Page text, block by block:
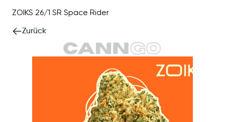
ZOIKS 26/1 SR Space Rider
Zurück